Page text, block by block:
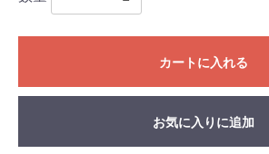
カートに入れる
お気に入りに追加